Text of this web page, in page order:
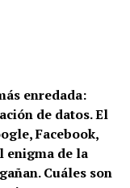
enredada:
de datos. El
Facebook,
enigma de la
Cuáles son